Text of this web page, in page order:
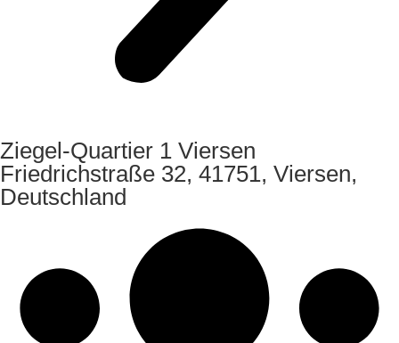
Ziegel-Quartier 1 Viersen
Friedrichstraße 32, 41751, Viersen,
Deutschland